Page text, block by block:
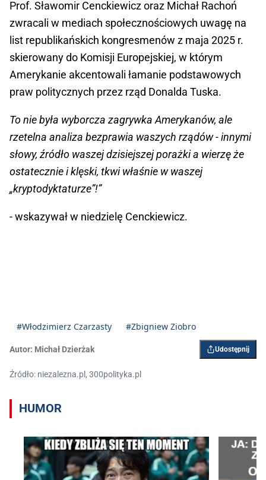
Prof. Sławomir Cenckiewicz oraz Michał Rachoń
zwracali w mediach społecznościowych uwagę na
list republikańskich kongresmenów z maja 2025 r.
skierowany do Komisji Europejskiej, w którym
Amerykanie akcentowali łamanie podstawowych
praw politycznych przez rząd Donalda Tuska.
To nie była wyborcza zagrywka Amerykanów, ale
rzetelna analiza bezprawia waszych rządów - innymi
słowy, źródło waszej dzisiejszej porażki a wierzę że
ostatecznie i klęski, tkwi właśnie w waszej
„kryptodyktaturze”!”
- wskazywał w niedzielę Cenckiewicz.
#Włodzimierz Czarzasty #Zbigniew Ziobro
Autor: Michał Dzierżak Udostępnij
Źródło: niezalezna.pl, 300polityka.pl
HUMOR